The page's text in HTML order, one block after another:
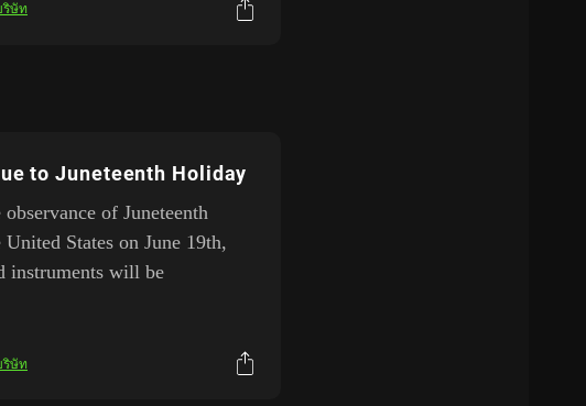
ริษัท
to Juneteenth Holiday
of Juneteenth
States on June 19th,
instruments will be
ริษัท